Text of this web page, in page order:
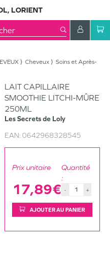
LORIENT
Cheveux
Soins et Après-
LAIT CAPILLAIRE
SMOOTHIE LITCHI-MÛRE
250ML
Les Secrets de Loly
EAN: 0642968328545
Prix unitaire
17,89€
Quantité
:
- +
AJOUTER AU PANIER